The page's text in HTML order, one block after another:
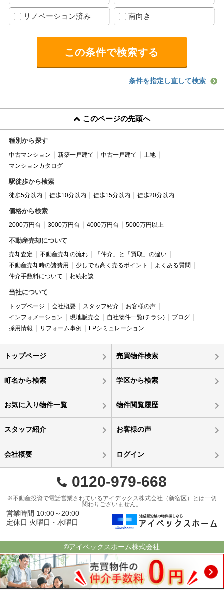
リノベーション済み 南向き
条件を指定し直して検索
このページの先頭へ
種別から探す
中古マンション 新築一戸建て 中古一戸建て
土地
マンションカタログ
駅徒歩から検索
徒歩5分以内 徒歩10分以内 徒歩15分以内 徒歩20分以内
価格から検索
2000万円台 3000万円台 4000万円台 5000万円以上
不動産売却について
売却査定 不動産売却の流れ
「仲介」と「買取」の違い
不動産売却時の諸費用
少しでも高く売るポイント
よくある質問
仲介手数料について
相続相談
当社について
トップページ 会社概要 スタッフ紹介
お客様の声
インフォメーション
現地販売会 自社物件一覧(チラシ)
ブログ
採用情報
リフォーム事例 FPシミュレーション
トップページ 売買物件検索
町名から検索 学区から検索
お気に入り物件一覧 物件閲覧履歴
スタッフ紹介 お客様の声
会社概要 ログイン
0120-979-668
※不動産投資で電話営業されているアイデックス株式会社（新宿区）とは一切
関わりございません。
営業時間 10:00～20:00
定休日 火曜日・水曜日
©アイベックスホーム株式会社